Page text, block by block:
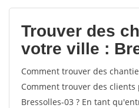
votes
Trouver des
votre ville :
Comment trouver des
Comment trouver des
Bressolles-03 ? En tant